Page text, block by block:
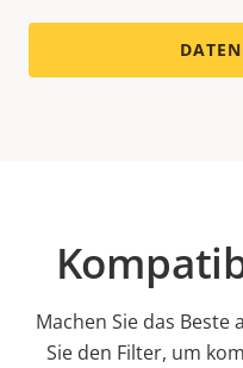
Machen Sie das Beste
Sie den Filter, um